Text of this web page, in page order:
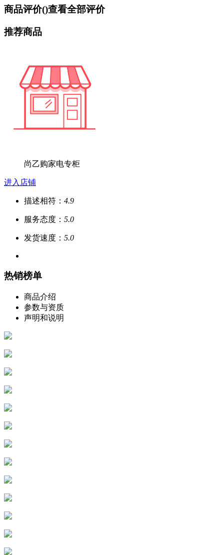
商品评价()查看全部评价
推荐商品
尚乙购家电专柜
进入店铺
描述相符： 4.9
服务态度： 5.0
发货速度： 5.0
热销榜单
商品介绍
参数与资质
声明和说明